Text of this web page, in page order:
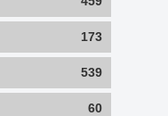
173
539
60